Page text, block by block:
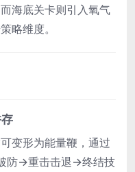
海底关卡则引入氧气
略维度。
变形为能量鞭，通过
防→重击击退→终结技